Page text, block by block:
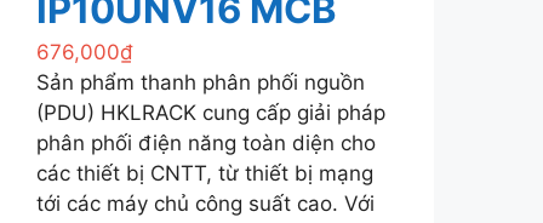
IP10UNV16 MCB
676,000₫
Sản phẩm thanh phân phối nguồn
(PDU) HKLRACK cung cấp giải pháp
phân phối điện năng toàn diện cho
các thiết bị CNTT, từ thiết bị mạng
tới các máy chủ công suất cao. Với